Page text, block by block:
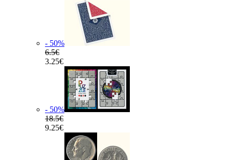
- 50%
6.5€
3.25€
- 50%
18.5€
9.25€